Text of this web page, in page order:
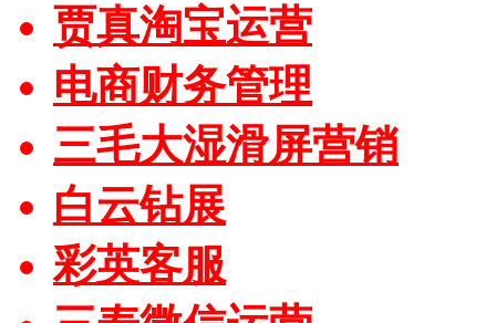
贾真淘宝运营
电商财务管理
三毛大湿滑屏营销
白云钻展
彩英客服